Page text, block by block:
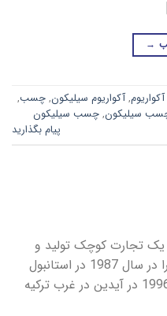
→
آکواریوم,آکواریوم سیلیکون, چسب,
سیلیکون, چسب سیلیکون
پیام بگذارید
یک تجارت کوچک تولید و
تجارت چسبهای PVAc بر پایه آب را در سال 1987 در استانبول
آغاز کرد. اولین کارخانه ما در سال 1996 در آیدین در غرب ترکیه